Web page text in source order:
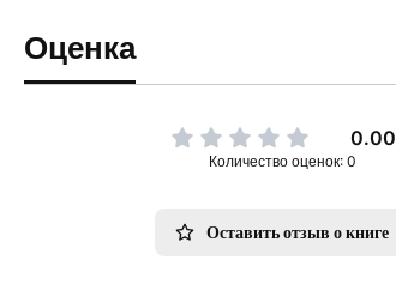
Оценка
0.00
Количество оценок: 0
Оставить отзыв о книге